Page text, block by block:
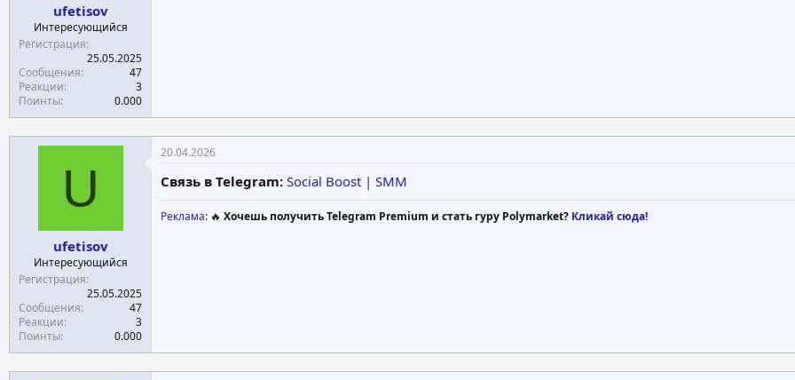
ufetisov
Интересующийся
Регистрация
25.05.2025
Сообщения
47
Реакции
3
Поинты
0.000
U
ufetisov
Интересующийся
Регистрация
25.05.2025
Сообщения
47
Реакции
3
Поинты
0.000
20.04.2026
Связь в Telegram: Social Boost | SMM
Реклама: 🔥 Хочешь получить Telegram Premium и стать гуру Polymarket? Кликай сюда!